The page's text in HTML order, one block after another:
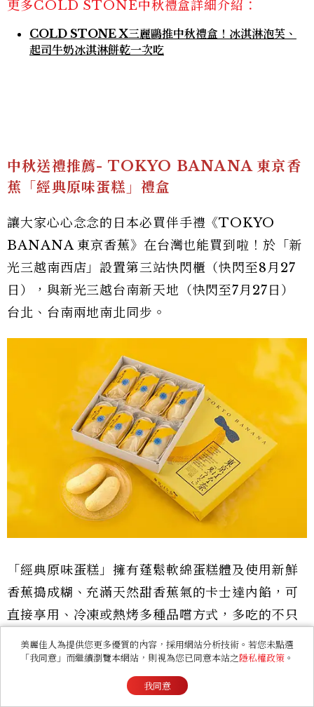
更多COLD STONE中秋禮盒詳細介紹：
COLD STONE X三麗鷗推中秋禮盒！冰淇淋泡芙、
起司牛奶冰淇淋餅乾一次吃
中秋送禮推薦- TOKYO BANANA 東京香
蕉「經典原味蛋糕」禮盒
讓大家心心念念的日本必買伴手禮《TOKYO
BANANA 東京香蕉》在台灣也能買到啦！於「新
光三越南西店」設置第三站快閃櫃（快閃至8月27
日），與新光三越台南新天地（快閃至7月27日）
台北、台南兩地南北同步。
「經典原味蛋糕」擁有蓬鬆軟綿蛋糕體及使用新鮮
香蕉搗成糊、充滿天然甜香蕉氣的卡士達內餡，可
直接享用、冷凍或熱烤多種品嚐方式，多吃的不只
是東京香蕉芭娜娜，更是懷念日本的味道啊！
美麗佳人為提供您更多優質的內容，採用網站分析技術。若您未點選
「我同意」而繼續瀏覽本網站，則視為您已同意本站之隱私權政策 。
我同意